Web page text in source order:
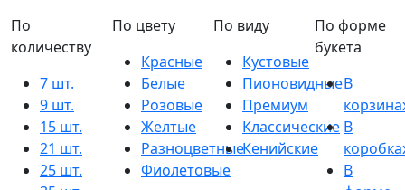
По
количеству
7 шт.
9 шт.
15 шт.
21 шт.
25 шт.
По цвету
Красные
Белые
Розовые
Желтые
Разноцветные
Фиолетовые
По виду
Кустовые
Пионовидные
Премиум
Классические
Кенийские
По форме
букета
В
В
В